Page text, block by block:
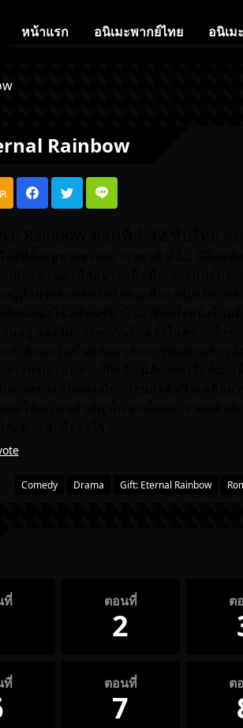
หน้าแรก อนิเมะพากย์ไทย อนิเม
Rainbow
Comedy Drama Gift: Eternal Rainbow
ที่ ตอนที่
2
ต
ที่ ตอนที่
7
ต